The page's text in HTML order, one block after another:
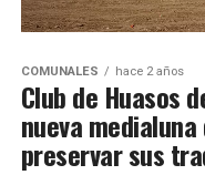
COMUNALES hace 2 años
Club de Huasos
nueva
preservar sus